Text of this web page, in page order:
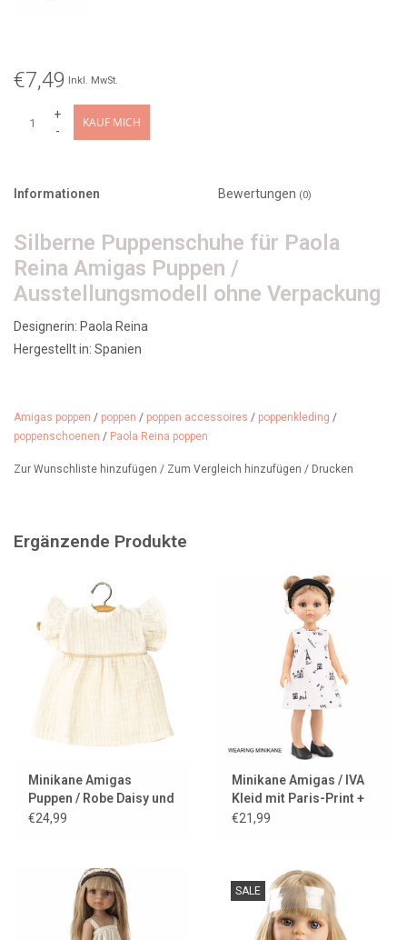
€7,49 Inkl. MwSt.
+
-
KAUF MICH
Informationen Bewertungen (0)
Silberne Puppenschuhe für Paola
Reina Amigas Puppen /
Ausstellungsmodell ohne Verpackung
Designerin: Paola Reina
Hergestellt in: Spanien
Wir verkaufen in unserem Geschäft viele Amigas-Puppen.
Accessoires, unter anderem von Minikane und Paola Reina.
Amigas poppen / poppen / poppen accessoires / poppenkleding /
poppenschoenen / Paola Reina poppen
Zur Wunschliste hinzufügen / Zum Vergleich hinzufügen / Drucken
Ergänzende Produkte
Minikane Amigas
Puppen / Robe Daisy und
Gaze de Coton Ecru
€24,99
Minikane Amigas / IVA
Kleid mit Paris-Print +
schwarzes Haarband
€21,99
SALE